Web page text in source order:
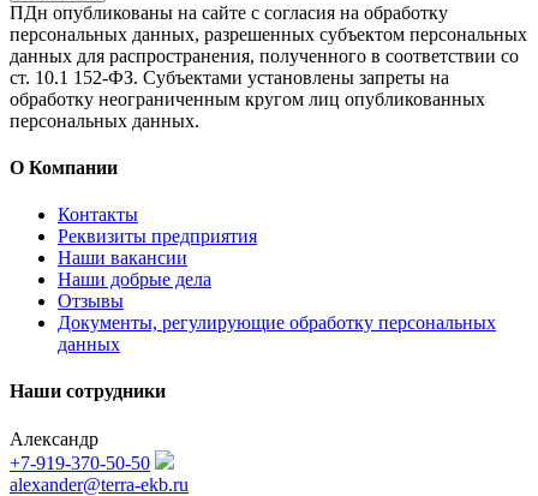
ПДн опубликованы на сайте с согласия на обработку
персональных данных, разрешенных субъектом персональных
данных для распространения, полученного в соответствии со
ст. 10.1 152-ФЗ. Субъектами установлены запреты на
обработку неограниченным кругом лиц опубликованных
персональных данных.
О Компании
Контакты
Реквизиты предприятия
Наши вакансии
Наши добрые дела
Отзывы
Документы, регулирующие обработку персональных
данных
Наши сотрудники
Александр
+7-919-370-50-50
alexander@terra-ekb.ru